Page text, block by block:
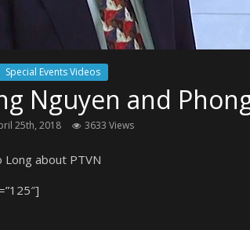
Special Events Videos
Nguyen and
25th, 2018 3633 Views
Long about PTVN